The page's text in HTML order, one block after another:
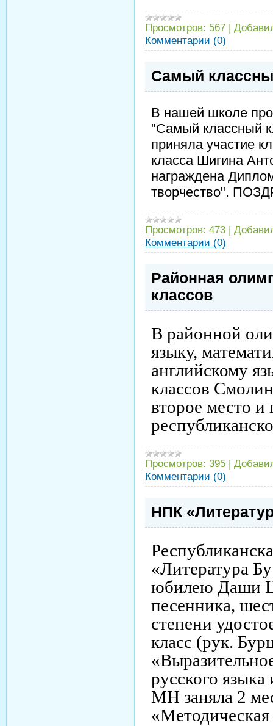
Просмотров: 567 |
Комментарии (0)
Самый
В нашей школе
"Самый классный
приняла участие
класса Шигина
награждена
творчество".
Просмотров: 473 |
Комментарии (0)
Районная
классов
В районной
языку,
английскому
классов
второе место и
Просмотров: 395 |
Комментарии (0)
НПК
«Литература
юбилею Даши
песенника,
степени
класс (рук.
русского
МН заняла 2
«Методическая